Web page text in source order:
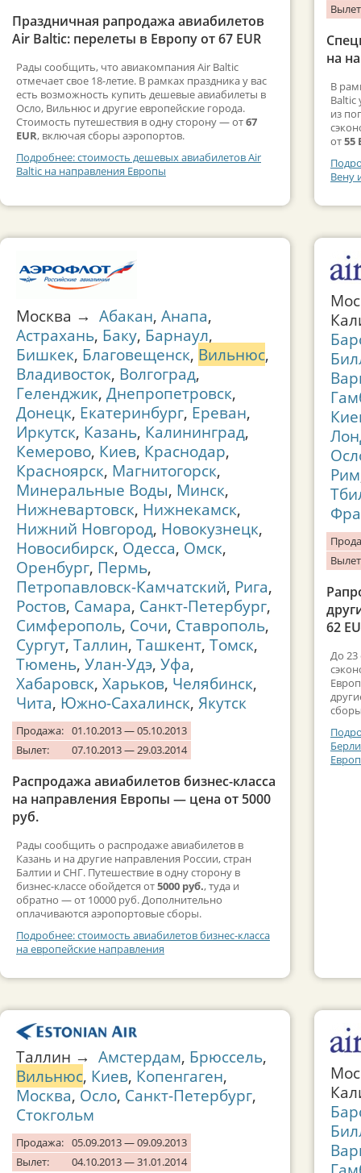
Праздничная рапродажа авиабилетов
Air Baltic: перелеты в Европу от 67 EUR
Рады сообщить, что авиакомпания Air Baltic
отмечает свое 18-летие. В рамках праздника у вас
есть возможность купить дешевые авиабилеты в
Осло, Вильнюс и другие европейские города.
Стоимость путешествия в одну сторону — от67
EUR, включая сборы аэропортов.
Подробнее: стоимость дешевых авиабилетов Air
Baltic на направления Европы
Москва → Абакан, Анапа,
Астрахань, Баку, Барнаул,
Бишкек, Благовещенск, Вильнюс,
Владивосток, Волгоград,
Геленджик, Днепропетровск,
Донецк, Екатеринбург, Ереван,
Иркутск, Казань, Калининград,
Кемерово, Киев, Краснодар,
Красноярск, Магнитогорск,
Минеральные Воды, Минск,
Нижневартовск, Нижнекамск,
Нижний Новгород, Новокузнецк,
Новосибирск, Одесса, Омск,
Оренбург, Пермь,
Петропавловск-Камчатский, Рига,
Ростов, Самара, Санкт-Петербург,
Симферополь, Сочи, Ставрополь,
Сургут, Таллин, Ташкент, Томск,
Тюмень, Улан-Удэ, Уфа,
Хабаровск, Харьков, Челябинск,
Чита, Южно-Сахалинск, Якутск
Продажа: 01.10.2013 — 05.10.2013
Вылет:
07.10.2013 — 29.03.2014
Распродажа авиабилетов бизнес-класса
на направления Европы — цена от 5000
руб.
Рады сообщить о распродаже авиабилетов в
Казань и на другие направления России, стран
Балтии и СНГ. Путешествие в одну сторону в
бизнес-классе обойдется от5000 руб., туда и
обратно — от 10000 руб. Дополнительно
оплачиваются аэропортовые сборы.
Подробнее: стоимость авиабилетов бизнес-класса
на европейские направления
Таллин → Амстердам, Брюссель,
Вильнюс, Киев, Копенгаген,
Москва, Осло, Санкт-Петербург,
Стокгольм
Продажа: 05.09.2013 — 09.09.2013
Вылет:
04.10.2013 — 31.01.2014
на
В
Baltic
из
от55
Вену
Рим
62
До 23